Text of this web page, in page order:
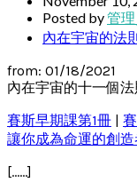
Posted by管
內在宇宙的法
from: 01/18/2021
內在宇宙的十一個
賽斯早期課第1冊
讓你成為命運的創
[……]